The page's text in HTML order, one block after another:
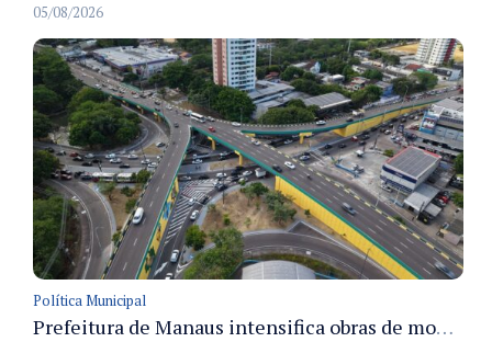
05/08/2026
Política Municipal
Prefeitura de Manaus intensifica obras de modernização no viaduto Miguel Arraes para ampliar segurança e acessibilidade na região